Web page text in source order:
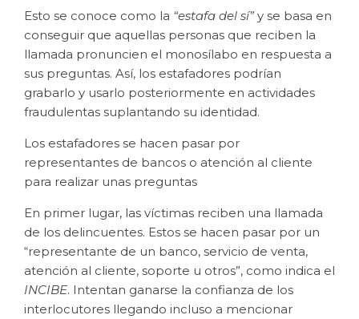
Esto se conoce como la “estafa del sí” y se basa en
conseguir que aquellas personas que reciben la
llamada pronuncien el monosílabo en respuesta a
sus preguntas. Así, los estafadores podrían
grabarlo y usarlo posteriormente en actividades
fraudulentas suplantando su identidad.
Los estafadores se hacen pasar por
representantes de bancos o atención al cliente
para realizar unas preguntas
En primer lugar, las víctimas reciben una llamada
de los delincuentes. Estos se hacen pasar por un
“representante de un banco, servicio de venta,
atención al cliente, soporte u otros”, como indica el
INCIBE. Intentan ganarse la confianza de los
interlocutores llegando incluso a mencionar